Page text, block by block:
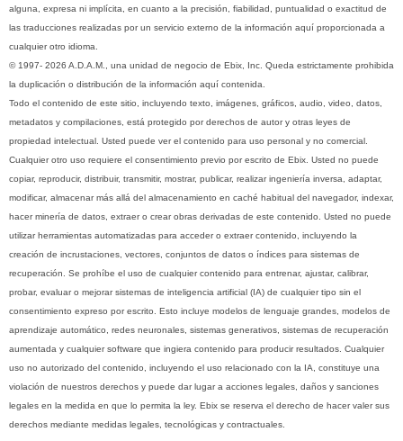
alguna, expresa ni implícita, en cuanto a la precisión, fiabilidad, puntualidad o exactitud de
las traducciones realizadas por un servicio externo de la información aquí proporcionada a
cualquier otro idioma.
© 1997- 2026 A.D.A.M., una unidad de negocio de Ebix, Inc. Queda estrictamente prohibida
la duplicación o distribución de la información aquí contenida.
Todo el contenido de este sitio, incluyendo texto, imágenes, gráficos, audio, video, datos,
metadatos y compilaciones, está protegido por derechos de autor y otras leyes de
propiedad intelectual. Usted puede ver el contenido para uso personal y no comercial.
Cualquier otro uso requiere el consentimiento previo por escrito de Ebix. Usted no puede
copiar, reproducir, distribuir, transmitir, mostrar, publicar, realizar ingeniería inversa, adaptar,
modificar, almacenar más allá del almacenamiento en caché habitual del navegador, indexar,
hacer minería de datos, extraer o crear obras derivadas de este contenido. Usted no puede
utilizar herramientas automatizadas para acceder o extraer contenido, incluyendo la
creación de incrustaciones, vectores, conjuntos de datos o índices para sistemas de
recuperación. Se prohíbe el uso de cualquier contenido para entrenar, ajustar, calibrar,
probar, evaluar o mejorar sistemas de inteligencia artificial (IA) de cualquier tipo sin el
consentimiento expreso por escrito. Esto incluye modelos de lenguaje grandes, modelos de
aprendizaje automático, redes neuronales, sistemas generativos, sistemas de recuperación
aumentada y cualquier software que ingiera contenido para producir resultados. Cualquier
uso no autorizado del contenido, incluyendo el uso relacionado con la IA, constituye una
violación de nuestros derechos y puede dar lugar a acciones legales, daños y sanciones
legales en la medida en que lo permita la ley. Ebix se reserva el derecho de hacer valer sus
derechos mediante medidas legales, tecnológicas y contractuales.